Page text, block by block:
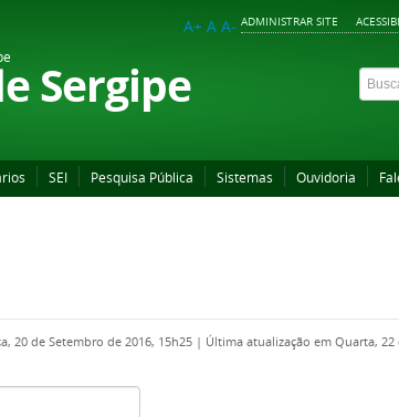
ADMINISTRAR SITE
A+ A A-
Sergipe
SEI Pesquisa Pública Sistemas Ouvidoria
20 de Setembro de 2016, 15h25 | Última atualização em Quarta, 22